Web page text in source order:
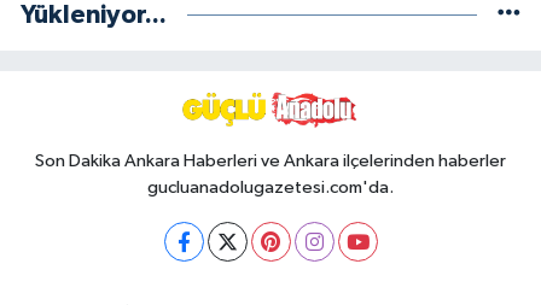
Yükleniyor...
Son Dakika Ankara Haberleri ve Ankara ilçelerinden haberler
gucluanadolugazetesi.com'da.